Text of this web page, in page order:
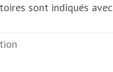
sont indiqués avec